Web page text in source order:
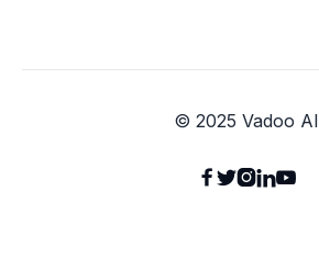
© 2025 Vadoo AI
 